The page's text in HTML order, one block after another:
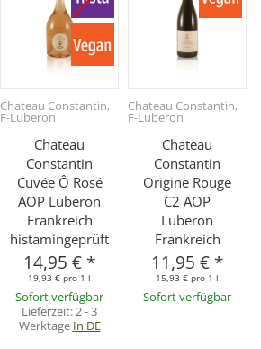
Chateau Constantin,
F-Luberon
Chateau
Constantin
Cuvée Ô Rosé
AOP Luberon
Frankreich
histamingeprüft
14,95 € *
19,93 € pro 1 l
Sofort verfügbar
Lieferzeit:2 - 3
Werktage In DE
Chateau Constantin,
F-Luberon
Chateau
Constantin
Origine Rouge
C2 AOP
Luberon
Frankreich
11,95 € *
15,93 € pro 1 l
Sofort verfügbar